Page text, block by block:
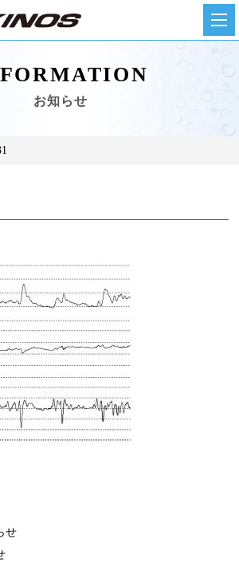
お知らせ
せ